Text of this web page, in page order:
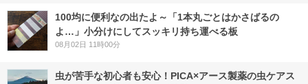
100均に便利なの出たよ～「1本丸ごとはかさばるの
よ…」小分けにしてスッキリ持ち運べる板
08月02日 11時00分
虫が苦手な初心者も安心！PICA×アース製薬の虫ケアス